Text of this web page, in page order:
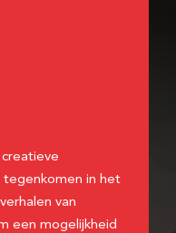
in het
van
een mogelijkheid